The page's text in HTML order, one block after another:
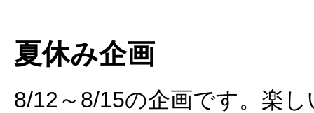
夏休み企画
8/12～8/15の企画です。楽